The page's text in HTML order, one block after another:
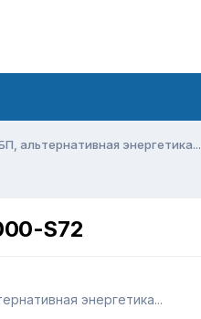
альтернативная энергетика...
S72
энергетика...